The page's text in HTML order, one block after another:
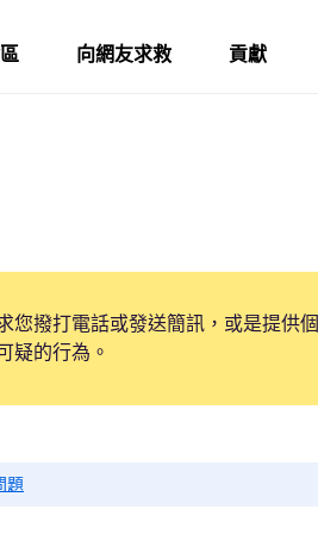
向網友求救 貢獻
您撥打電話或發送簡訊，或是提供個
疑的行為。
題